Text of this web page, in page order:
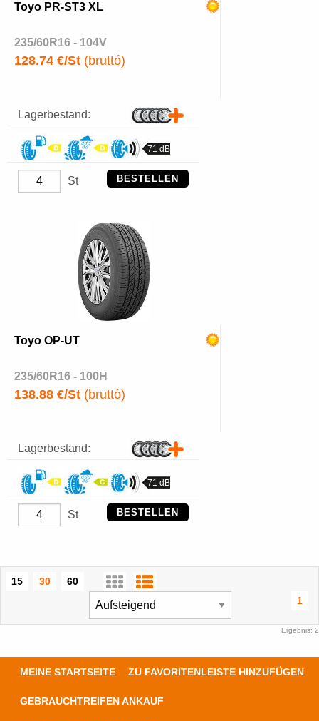
Toyo PR-ST3 XL
235/60R16 - 104V
128.74 €/St (bruttó)
Lagerbestand:
71 dB
St BESTELLEN
Toyo OP-UT
235/60R16 - 100H
138.88 €/St (bruttó)
Lagerbestand:
71 dB
St BESTELLEN
15 30
60
1
Ergebnis: 2
MEINE STARTSEITE ZU FAVORITENLEISTE HINZUFÜGEN
GEBRAUCHTREIFEN ANKAUF